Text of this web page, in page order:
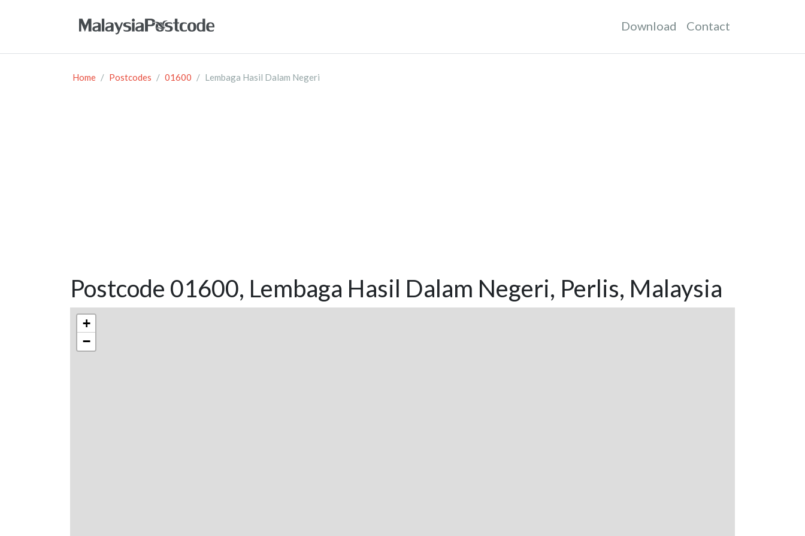
Download Contact
Home Postcodes 01600 Lembaga Hasil Dalam Negeri
Postcode 01600, Lembaga Hasil Dalam Negeri, Perlis, Malaysia
+
−